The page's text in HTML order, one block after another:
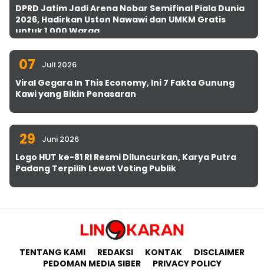
DPRD Jatim Jadi Arena Nobar Semifinal Piala Dunia
2026, Hadirkan Uston Nawawi dan UMKM Gratis
untuk 1.000 Warga
07 Juli 2026
Viral Gegara In This Economy, Ini 7 Fakta Gunung
Kawi yang Bikin Penasaran
29 Juni 2026
Logo HUT ke-81 RI Resmi Diluncurkan, Karya Putra
Padang Terpilih Lewat Voting Publik
TENTANG KAMI REDAKSI KONTAK
DISCLAIMER
PEDOMAN MEDIA SIBER
PRIVACY POLICY